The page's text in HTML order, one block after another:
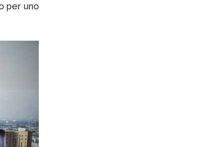
per uno